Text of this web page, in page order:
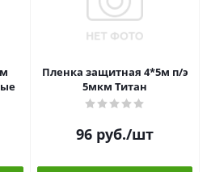
Пленка защитная 4*5м п/э
5мкм Титан
96 руб./шт